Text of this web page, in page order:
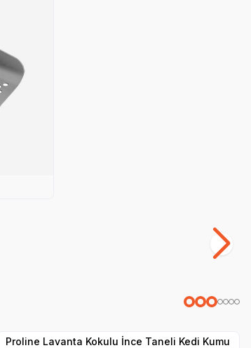
Proline Lavanta Kokulu İnce Taneli Kedi Kumu